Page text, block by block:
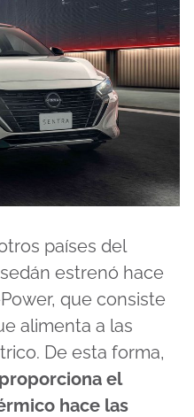
países del
estrenó hace
que consiste
alimenta a las
De esta forma,
el
hace las